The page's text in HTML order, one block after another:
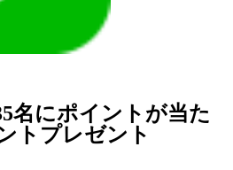
名にポイントが当た
トプレゼント